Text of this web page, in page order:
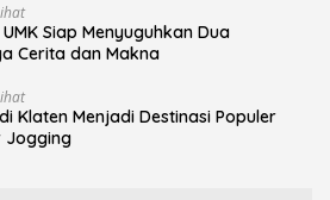
Siap Menyuguhkan Dua
Cerita dan Makna
Klaten Menjadi Destinasi Populer
Jogging